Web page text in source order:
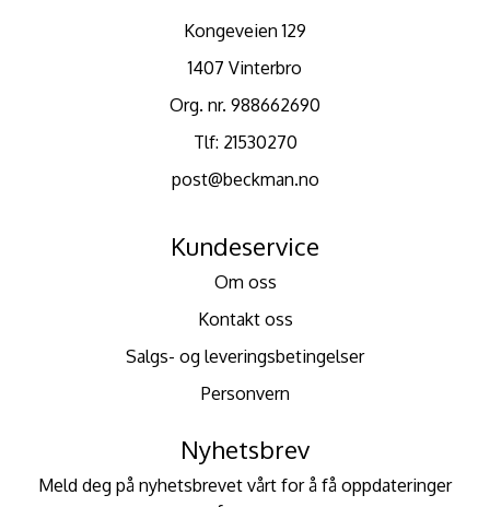
Kongeveien 129
1407 Vinterbro
Org. nr. 988662690
Tlf: 21530270
post@beckman.no
Kundeservice
Om oss
Kontakt oss
Salgs- og leveringsbetingelser
Personvern
Nyhetsbrev
Meld deg på nyhetsbrevet vårt for å få oppdateringer